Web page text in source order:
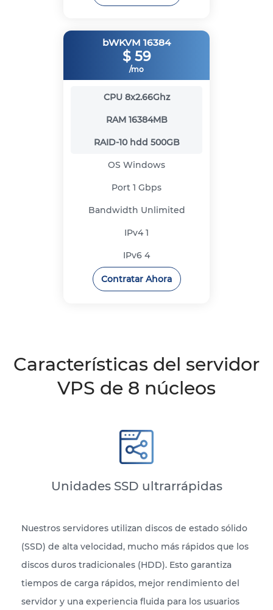
bWKVM 16384
$ 59
/mo
CPU 8x2.66Ghz
RAM 16384MB
RAID-10 hdd 500GB
OS Windows
Port 1 Gbps
Bandwidth Unlimited
IPv41
IPv6 4
Contratar Ahora
Características del servidor
VPS de 8 núcleos
Unidades SSD ultrarrápidas
Nuestros servidores utilizan discos de estado sólido
(SSD) de alta velocidad, mucho más rápidos que los
discos duros tradicionales (HDD). Esto garantiza
tiempos de carga rápidos, mejor rendimiento del
servidor y una experiencia fluida para los usuarios